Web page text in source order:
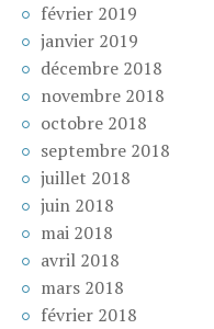
février 2019
janvier 2019
décembre 2018
novembre 2018
octobre 2018
septembre 2018
juillet 2018
juin 2018
mai 2018
avril 2018
mars 2018
février 2018